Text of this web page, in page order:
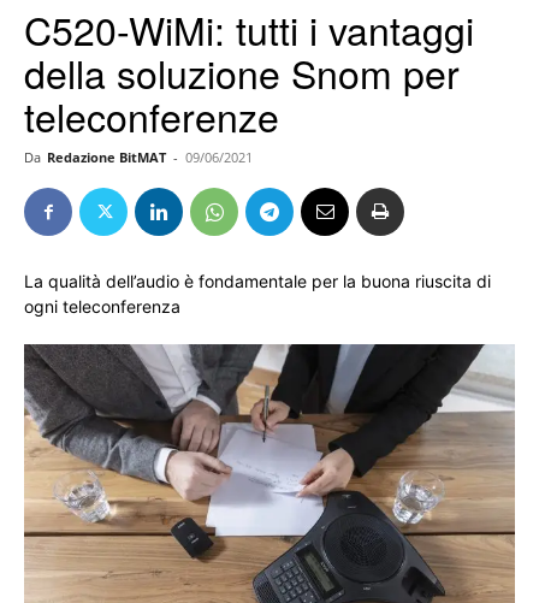
C520-WiMi: tutti i vantaggi
della soluzione Snom per
teleconferenze
Da Redazione BitMAT - 09/06/2021
La qualità dell’audio è fondamentale per la buona riuscita di
ogni teleconferenza